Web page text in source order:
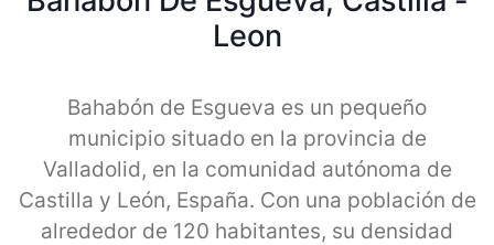
Leon
Bahabón de Esgueva es un pequeño
municipio situado en la provincia de
Valladolid, en la comunidad autónoma de
Castilla y León, España. Con una población de
alrededor de 120 habitantes, su densidad